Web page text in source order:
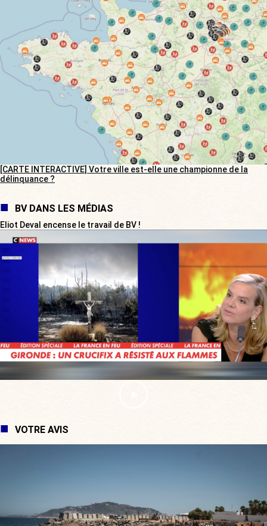
[CARTE INTERACTIVE] Votre ville est-elle une championne de la
délinquance ?
BV DANS LES MÉDIAS
Eliot Deval encense le travail de BV !
VOTRE AVIS